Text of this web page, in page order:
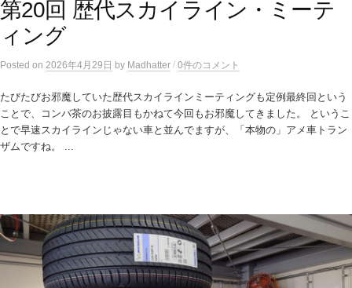
第20回 歴代スカイライン・ミーテ
ィング
Posted on 2026年4月29日 by Madhatter / 0件のコメント
たびたびお邪魔していた歴代スカイラインミーティングも定例最終回という
ことで、コンバ茶のお披露目もかねて今回もお邪魔してきました。 というこ
とで早速スカイラインじゃない車と並んでますが、「本物の」アメ車トラン
ザムですね。 ...